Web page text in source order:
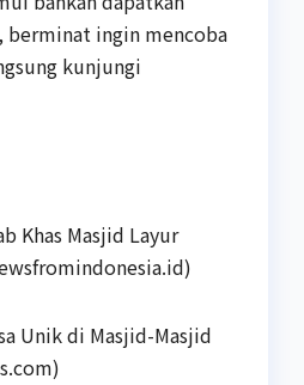
berminat ingin mencoba
kunjungi
Khas Masjid Layur
Unik di Masjid-Masjid